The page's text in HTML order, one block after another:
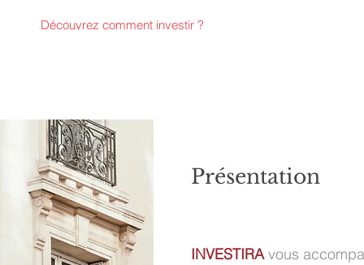
Découvrez comment investir ?
Présentation
INVESTIRAvous